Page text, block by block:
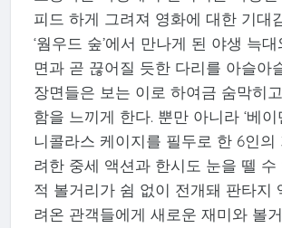
피드 하게 그려져 영화에 대한 기대
‘웜우드 숲’에서 만나게 된 야생 늑
면과 곧 끊어질 듯한 다리를 아슬아
장면들은 보는 이로 하여금 숨막히
함을 느끼게 한다. 뿐만 아니라 ‘베이
니콜라스 케이지를 필두로 한 6인의
려한 중세 액션과 한시도 눈을 뗄 수
적 볼거리가 쉼 없이 전개돼 판타지
려온 관객들에게 새로운 재미와 볼